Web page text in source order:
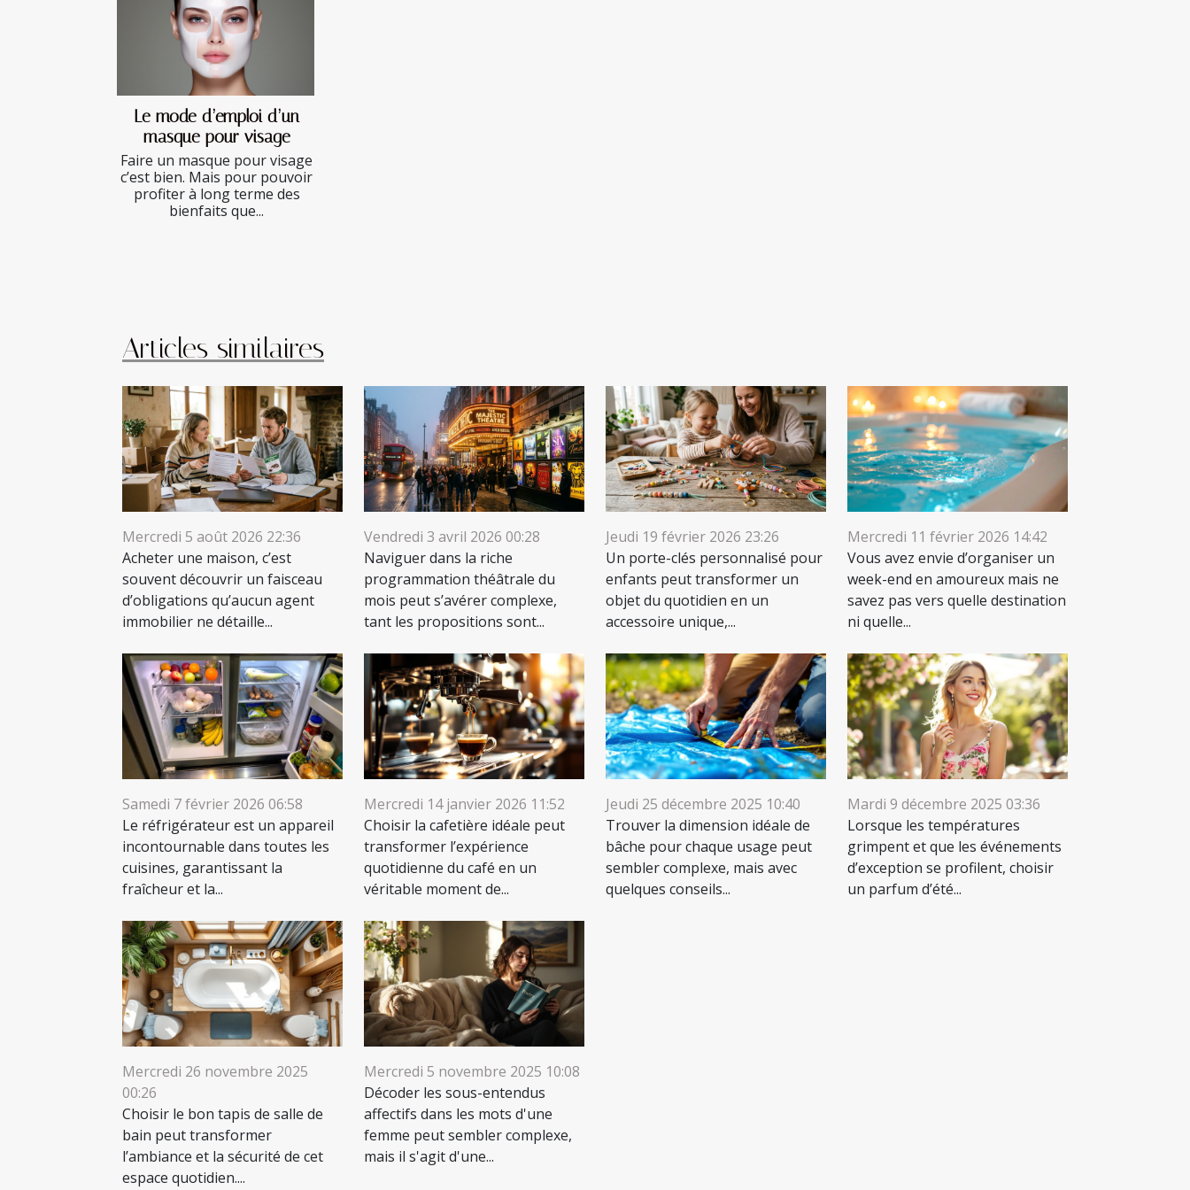
Le mode d’emploi d’un
masque pour visage
Faire un masque pour visage
c’est bien. Mais pour pouvoir
profiter à long terme des
bienfaits que...
Articles similaires
Mercredi 5 août 2026 22:36
Acheter une maison, c’est
souvent découvrir un faisceau
d’obligations qu’aucun agent
immobilier ne détaille...
Vendredi 3 avril 2026 00:28
Naviguer dans la riche
programmation théâtrale du
mois peut s’avérer complexe,
tant les propositions sont...
Jeudi 19 février 2026 23:26
Un porte-clés personnalisé pour
enfants peut transformer un
objet du quotidien en un
accessoire unique,...
Mercredi 11 février 2026 14:42
Vous avez envie d’organiser un
week-end en amoureux mais ne
savez pas vers quelle destination
ni quelle...
Samedi 7 février 2026 06:58
Le réfrigérateur est un appareil
incontournable dans toutes les
cuisines, garantissant la
fraîcheur et la...
Mercredi 14 janvier 2026 11:52
Choisir la cafetière idéale peut
transformer l’expérience
quotidienne du café en un
véritable moment de...
Jeudi 25 décembre 2025 10:40
Trouver la dimension idéale de
bâche pour chaque usage peut
sembler complexe, mais avec
quelques conseils...
Mardi 9 décembre 2025 03:36
Lorsque les températures
grimpent et que les événements
d’exception se profilent, choisir
un parfum d’été...
Mercredi 26 novembre 2025
00:26
Choisir le bon tapis de salle de
bain peut transformer
l’ambiance et la sécurité de cet
espace quotidien....
Mercredi 5 novembre 2025 10:08
Décoder les sous-entendus
affectifs dans les mots d'une
femme peut sembler complexe,
mais il s'agit d'une...